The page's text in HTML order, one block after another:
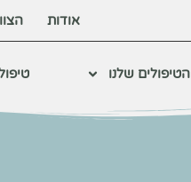
אודות
הטיפולים שלנו